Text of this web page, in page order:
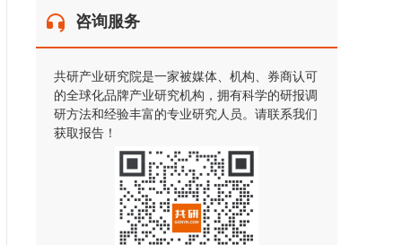
咨询服务
共研产业研究院是一家被媒体、机构、券商认可
的全球化品牌产业研究机构，拥有科学的研报调
研方法和经验丰富的专业研究人员。请联系我们
获取报告！